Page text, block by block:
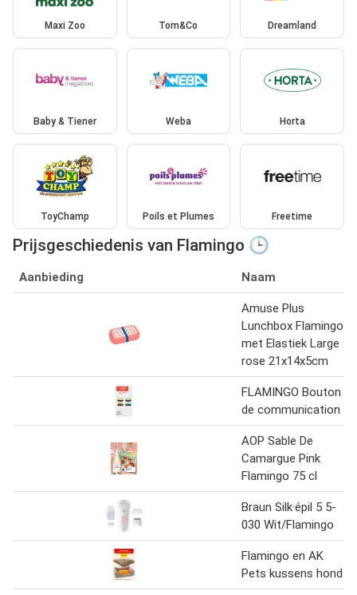
Maxi Zoo Tom&Co Dreamland
Baby & Tiener Weba Horta
ToyChamp Poils et Plumes Freetime
Prijsgeschiedenis van Flamingo 🕒
Aanbieding Naam
Amuse Plus
Lunchbox Flamingo
met Elastiek Large
rose 21x14x5cm
FLAMINGO Bouton
de communication
AOP Sable De
Camargue Pink
Flamingo 75 cl
Braun Silk·épil 5 5-
030 Wit/Flamingo
Flamingo en AK
Pets kussens hond